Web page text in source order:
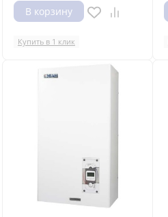
В корзину
Купить в 1 клик